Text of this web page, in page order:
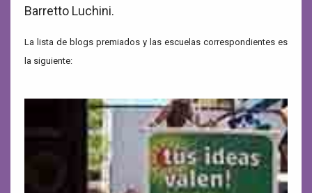
Barretto Luchini.
La lista de blogs premiados y las escuelas correspondientes es
la siguiente: